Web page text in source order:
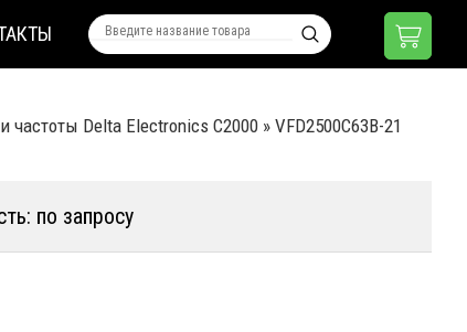
частоты Delta Electronics C2000 » VFD2500C63B-21
по запросу